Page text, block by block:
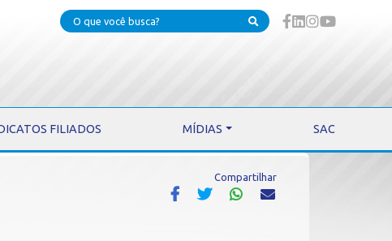
FILIADOS MÍDIAS SAC
Compartilhar